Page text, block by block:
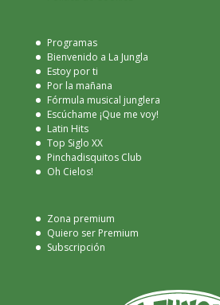
Programas
Bienvenido a La Jungla
Estoy por ti
Por la mañana
Fórmula musical junglera
Escúchame ¡Que me voy!
Latin Hits
Top Siglo XX
Pinchadisquitos Club
Oh Cielos!
Zona premium
Quiero ser Premium
Subscripción